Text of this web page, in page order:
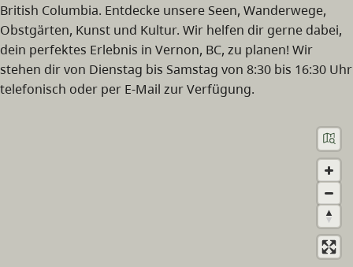
British Columbia. Entdecke unsere Seen, Wanderwege,
Obstgärten, Kunst und Kultur. Wir helfen dir gerne dabei,
dein perfektes Erlebnis in Vernon, BC, zu planen! Wir
stehen dir von Dienstag bis Samstag von 8:30 bis 16:30 Uhr
telefonisch oder per E-Mail zur Verfügung.